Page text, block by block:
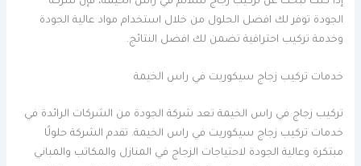
الجودة توفر لك افضل الحلول من خلال استخدام مواد عالية الجودة
وخدمة تركيب احترافية تضمن لك افضل النتائج.
خدمات تركيب زجاج سيكوريت في راس الخيمة
تركيب زجاج في راس الخيمة تعد شركة الجودة من الشركات الرائدة في
خدمات تركيب زجاج سيكوريت في راس الخيمة. تقدم الشركة حلولًا
مبتكرة وعالية الجودة لاحتياجات الزجاج في المنازل والمكاتب والمباني